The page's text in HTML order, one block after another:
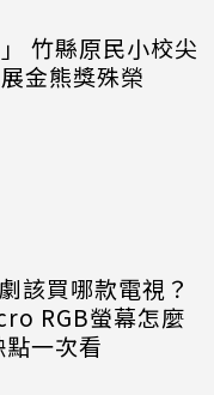
竹縣原民小校尖
金熊獎殊榮
該買哪款電視？
RGB螢幕怎麼
一次看